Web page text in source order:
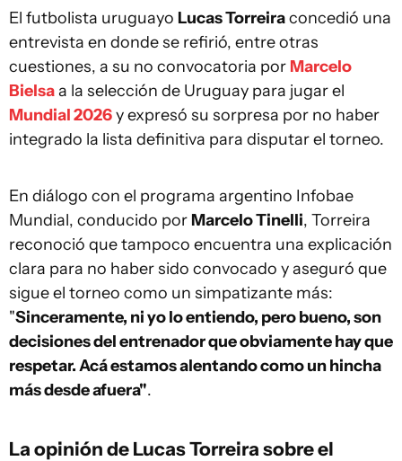
El futbolista uruguayo Lucas Torreiraconcedió una
entrevista en donde se refirió, entre otras
cuestiones, a su no convocatoria por Marcelo
Bielsaa la selección de Uruguay para jugar el
Mundial 2026y expresó su sorpresa por no haber
integrado la lista definitiva para disputar el torneo.
En diálogo con el programa argentino Infobae
Mundial, conducido por Marcelo Tinelli, Torreira
reconoció que tampoco encuentra una explicación
clara para no haber sido convocado y aseguró que
sigue el torneo como un simpatizante más:
"Sinceramente, ni yo lo entiendo, pero bueno, son
decisiones del entrenador que obviamente hay que
respetar. Acá estamos alentando como un hincha
más desde afuera".
La opinión de Lucas Torreira sobre el